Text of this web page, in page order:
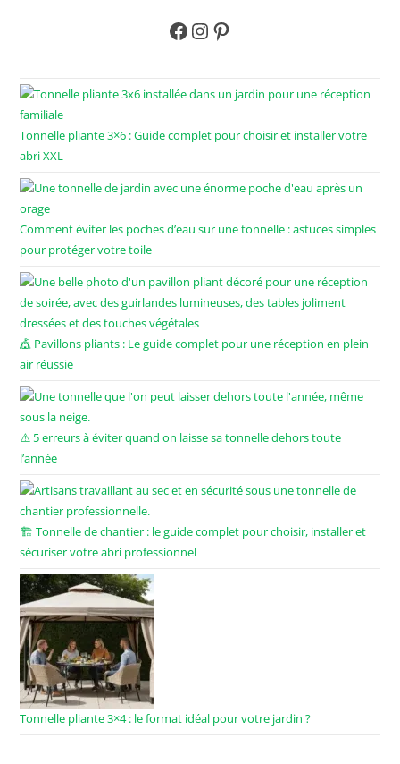
Tonnelle pliante 3×6 : Guide complet pour choisir et installer votre
abri XXL
Comment éviter les poches d’eau sur une tonnelle : astuces simples
pour protéger votre toile
🎪 Pavillons pliants : Le guide complet pour une réception en plein
air réussie
⚠️ 5 erreurs à éviter quand on laisse sa tonnelle dehors toute
l’année
🏗️ Tonnelle de chantier : le guide complet pour choisir, installer et
sécuriser votre abri professionnel
Tonnelle pliante 3×4 : le format idéal pour votre jardin ?